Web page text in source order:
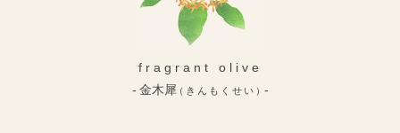
fragrant olive
金木犀（きんもくせい）